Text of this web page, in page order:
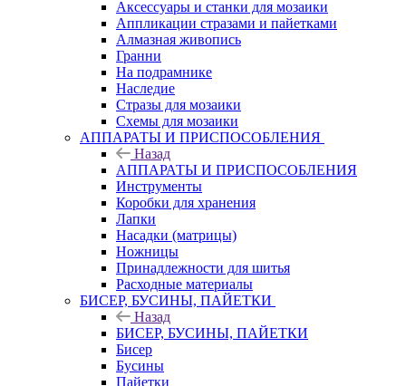
Аксессуары и станки для мозаики
Аппликации стразами и пайетками
Алмазная живопись
Гранни
На подрамнике
Наследие
Стразы для мозаики
Схемы для мозаики
АППАРАТЫ И ПРИСПОСОБЛЕНИЯ
Назад
АППАРАТЫ И ПРИСПОСОБЛЕНИЯ
Инструменты
Коробки для хранения
Лапки
Насадки (матрицы)
Ножницы
Принадлежности для шитья
Расходные материалы
БИСЕР, БУСИНЫ, ПАЙЕТКИ
Назад
БИСЕР, БУСИНЫ, ПАЙЕТКИ
Бисер
Бусины
Пайетки